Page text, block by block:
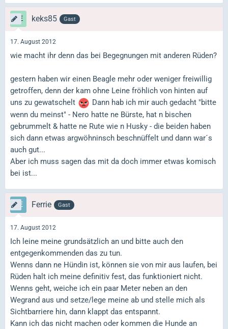
keks85 Gast
17. August 2012
wie macht ihr denn das bei Begegnungen mit anderen Rüden?
gestern haben wir einen Beagle mehr oder weniger freiwillig
getroffen, denn der kam ohne Leine fröhlich von hinten auf
uns zu gewatschelt
Dann hab ich mir auch gedacht "bitte
wenn du meinst" - Nero hatte ne Bürste, hat n bischen
gebrummelt & hatte ne Rute wie n Husky - die beiden haben
sich dann etwas argwöhninsch beschnüffelt und dann war´s
auch gut...
Aber ich muss sagen das mit da doch immer etwas komisch
bei ist...
Ferrie Gast
17. August 2012
Ich leine meine grundsätzlich an und bitte auch den
entgegenkommenden das zu tun.
Wenns dann ne Hündin ist, können sie von mir aus laufen, bei
Rüden halt ich meine definitiv fest, das funktioniert nicht.
Wenns geht, weiche ich ein paar Meter neben an den
Wegrand aus und setze/lege meine ab und stelle mich als
Sichtbarriere hin, dann klappt das entspannt.
Kann ich das nicht machen oder kommen die Hunde an